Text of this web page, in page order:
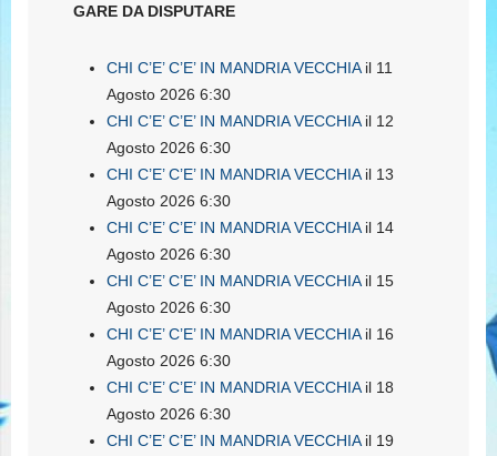
GARE DA DISPUTARE
CHI C’E’ C’E’ IN MANDRIA VECCHIAil 11
Agosto 2026 6:30
CHI C’E’ C’E’ IN MANDRIA VECCHIAil 12
Agosto 2026 6:30
CHI C’E’ C’E’ IN MANDRIA VECCHIAil 13
Agosto 2026 6:30
CHI C’E’ C’E’ IN MANDRIA VECCHIAil 14
Agosto 2026 6:30
CHI C’E’ C’E’ IN MANDRIA VECCHIAil 15
Agosto 2026 6:30
CHI C’E’ C’E’ IN MANDRIA VECCHIAil 16
Agosto 2026 6:30
CHI C’E’ C’E’ IN MANDRIA VECCHIAil 18
Agosto 2026 6:30
CHI C’E’ C’E’ IN MANDRIA VECCHIAil 19